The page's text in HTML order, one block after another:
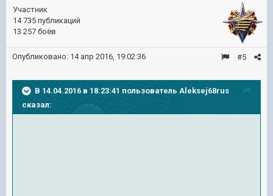
Участник
14 735 публикаций
13 257 боёв
#5
Опубликовано: 14 апр 2016, 19:02:36
В 14.04.2016 в 18:23:41 пользователь Aleksej68rus
сказал: